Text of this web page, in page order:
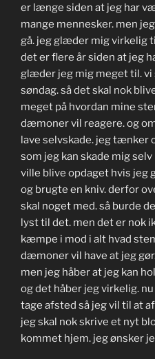
er længe siden at jeg har
mange mennesker. men
gå. jeg glæder mig virkelig
det er flere år siden at jeg
glæder jeg mig meget til. vi
søndag. så det skal nok
meget på hvordan mine
dæmoner vil reagere. og
lave selvskade. jeg tænker
som jeg kan skade mig
ville blive opdaget hvis jeg
og brugte en kniv. derfor
skal noget med. så burde
lyst til det. men det er nok
kæmpe i mod i alt hvad
dæmoner vil have at jeg
men jeg håber at jeg kan
og det håber jeg virkelig.
tage afsted så jeg vil til at
jeg skal nok skrive et nyt
kommet hjem. jeg ønsker